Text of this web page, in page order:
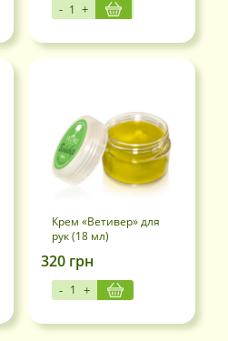
- +
Крем «Ветивер» для
рук (18 мл)
320 грн
- +